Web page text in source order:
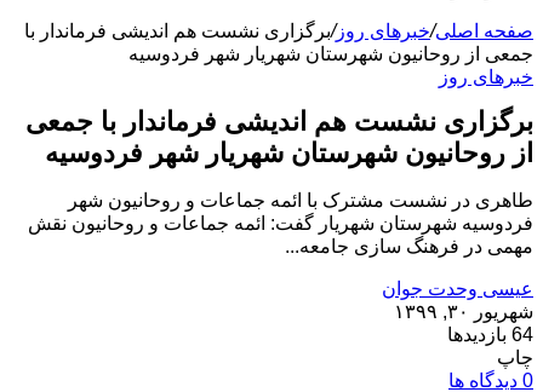
صفحه اصلی/خبرهای روز/برگزاری نشست هم اندیشی فرماندار با
جمعی از روحانیون شهرستان شهریار شهر فردوسیه
خبرهای روز
برگزاری نشست هم اندیشی فرماندار با جمعی
از روحانیون شهرستان شهریار شهر فردوسیه
طاهری در نشست مشترک با ائمه جماعات و روحانیون شهر
فردوسیه شهرستان شهریار گفت: ائمه جماعات و روحانیون نقش
مهمی در فرهنگ سازی جامعه...
عیسی وحدت جوان
شهریور ۳۰, ۱۳۹۹
64 بازدیدها
چاپ
0 دیدگاه ها